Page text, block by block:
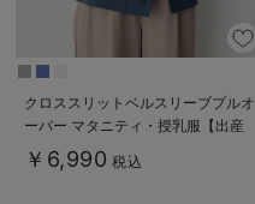
クロススリットベルスリーブプルオ
ーバー マタニティ・授乳服【出産
後も長く使える】
￥6,990 税込